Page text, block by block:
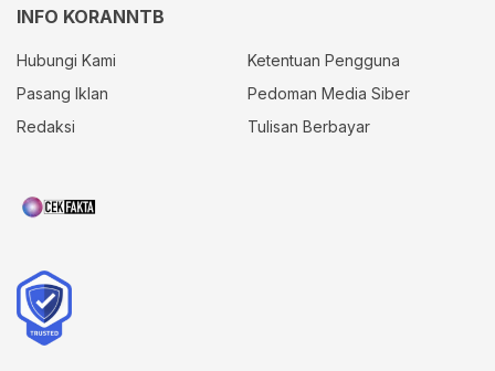
INFO KORANNTB
Hubungi Kami
Ketentuan Pengguna
Pasang Iklan
Pedoman Media Siber
Redaksi
Tulisan Berbayar